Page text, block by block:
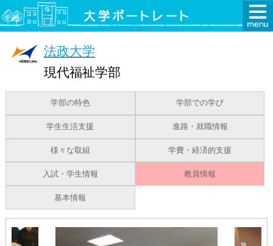
法政大学
現代福祉学部
学部の特色 学部での学び
学生生活支援 進路・就職情報
様々な取組 学費・経済的支援
入試・学生情報 教員情報
基本情報